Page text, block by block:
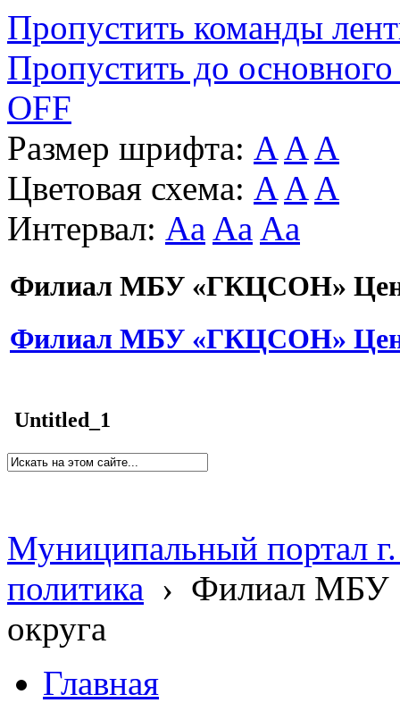
Пропустить команды
Пропустить до основного
OFF
Размер шрифта: A A A
Цветовая схема: A A A
Интервал: Aa Aa Aa
Филиал МБУ «ГКЦСОН»
Филиал МБУ «ГКЦСОН»
Untitled_1
Муниципальный портал
политика › Филиал МБУ
округа
Главная